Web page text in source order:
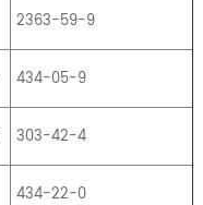
2363-59-9
434-05-9
303-42-4
434-22-0